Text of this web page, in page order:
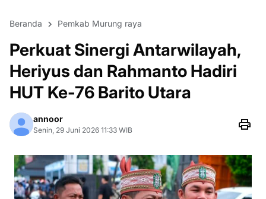
Beranda Pemkab Murung raya
Perkuat Sinergi Antarwilayah,
Heriyus dan Rahmanto Hadiri
HUT Ke-76 Barito Utara
annoor
Senin, 29 Juni 2026 11:33 WIB